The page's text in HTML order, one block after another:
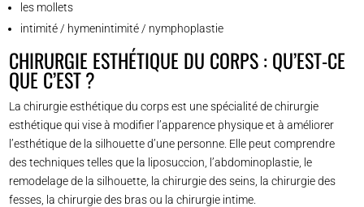
les mollets
intimité / hymenintimité / nymphoplastie
CHIRURGIE ESTHÉTIQUE DU CORPS : QU’EST-CE
QUE C’EST ?
La chirurgie esthétique du corps est une spécialité de chirurgie
esthétique qui vise à modifier l’apparence physique et à améliorer
l’esthétique de la silhouette d’une personne. Elle peut comprendre
des techniques telles que la liposuccion, l’abdominoplastie, le
remodelage de la silhouette, la chirurgie des seins, la chirurgie des
fesses, la chirurgie des bras ou la chirurgie intime.